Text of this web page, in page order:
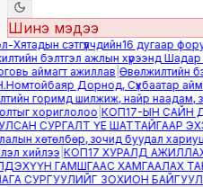
Шинэ мэдээ
сэтгүүлчдийн16 дугаар
бэлтгэл ажлын хүрээнд Шадар
аймагт ажиллав|Өвөлжилтийн
Дорнод, Сүхбаатар
горимд шилжиж, найр наадам,
хориглолоо|КОП17-ЫН САЙН
СУРГАЛТ ҮЕ ШАТТАЙГААР
хөтөлбөр, зочид буудал
хийлээ|КОП17 ХУРАЛД
ГАМШГААС ХАМГААЛАХ
СУРГУУЛИЙГ ЗОХИОН